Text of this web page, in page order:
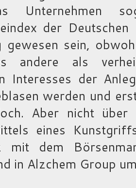
Unternehmen
der
gewesen sein,
andere als
Interesses der
werden und
Aber nicht über
eines
mit dem
in Alzchem Group